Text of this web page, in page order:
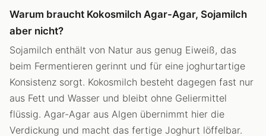
Warum braucht Kokosmilch Agar-Agar, Sojamilch
aber nicht?
Sojamilch enthält von Natur aus genug Eiweiß, das
beim Fermentieren gerinnt und für eine joghurtartige
Konsistenz sorgt. Kokosmilch besteht dagegen fast nur
aus Fett und Wasser und bleibt ohne Geliermittel
flüssig. Agar-Agar aus Algen übernimmt hier die
Verdickung und macht das fertige Joghurt löffelbar.